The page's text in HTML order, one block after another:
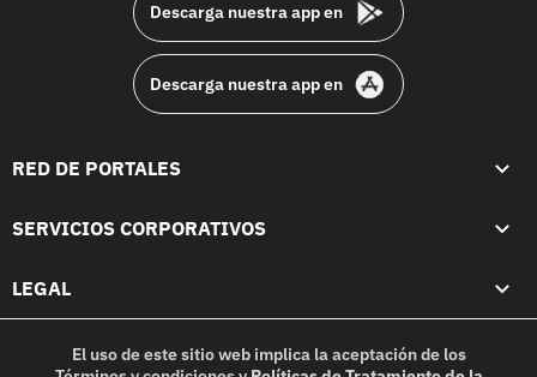
Descarga nuestra app en
Descarga nuestra app en
RED DE PORTALES
SERVICIOS CORPORATIVOS
LEGAL
El uso de este sitio web implica la aceptación de los